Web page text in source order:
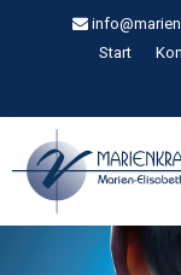
Start